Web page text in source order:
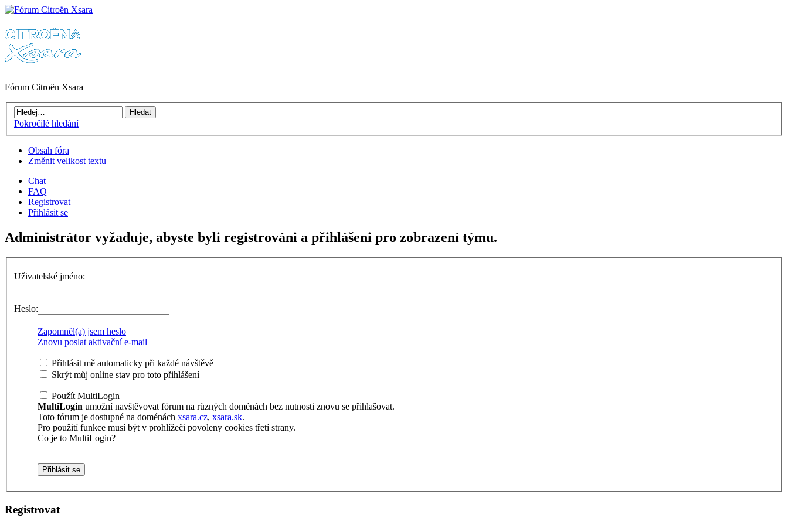
Fórum Citroën Xsara
Pokročilé hledání
Obsah fóra
Změnit velikost textu
Chat
FAQ
Registrovat
Přihlásit se
Administrátor vyžaduje, abyste byli registrováni a přihlášeni pro zobrazení týmu.
Uživatelské jméno:
Heslo:
Zapomněl(a) jsem heslo
Znovu poslat aktivační e-mail
Přihlásit mě automaticky při každé návštěvě
Skrýt můj online stav pro toto přihlášení
Použít MultiLogin
MultiLogin umožní navštěvovat fórum na různých doménách bez nutnosti znovu se přihlašovat.
Toto fórum je dostupné na doménách xsara.cz, xsara.sk.
Pro použití funkce musí být v prohlížeči povoleny cookies třetí strany.
Co je to MultiLogin?
Registrovat